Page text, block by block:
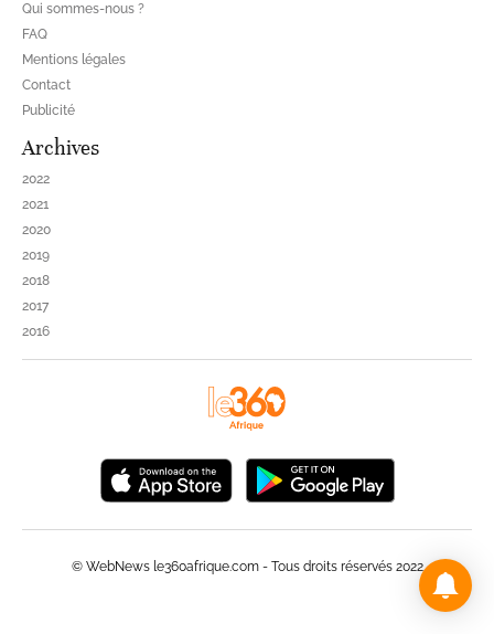
Qui sommes-nous ?
FAQ
Mentions légales
Contact
Publicité
Archives
2022
2021
2020
2019
2018
2017
2016
© WebNews le360afrique.com - Tous droits réservés 2022